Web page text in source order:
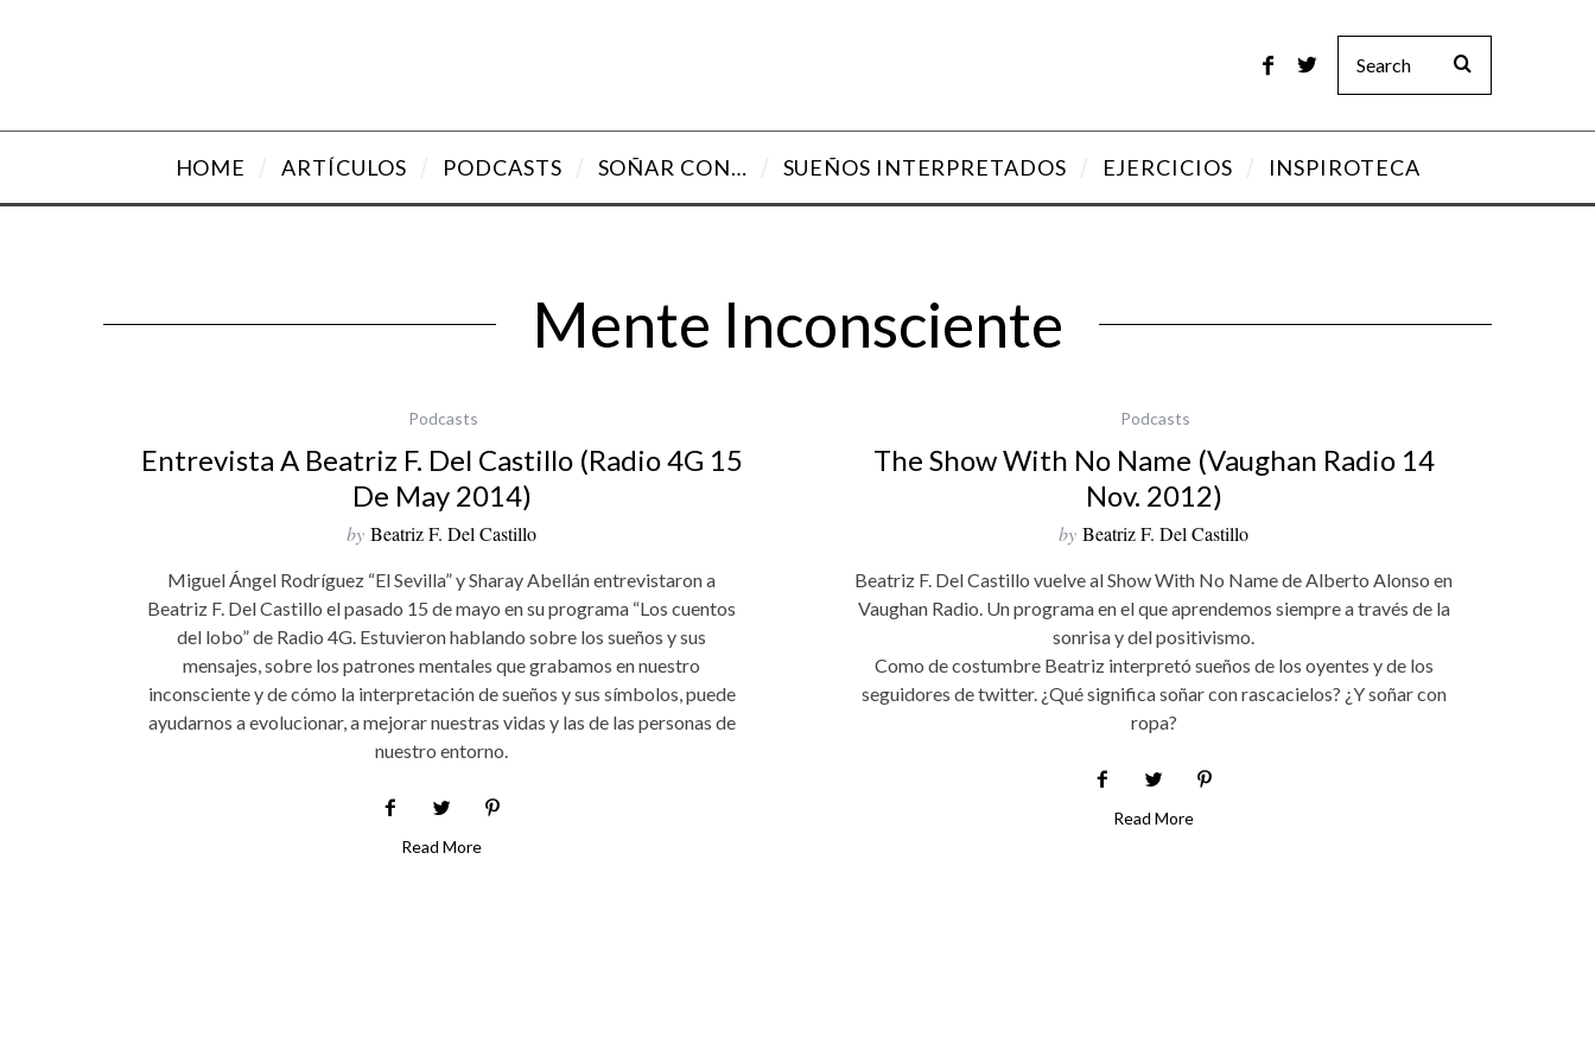
HOME ARTÍCULOS PODCASTS SOÑAR CON… SUEÑOS INTERPRETADOS EJERCICIOS INSPIROTECA
Mente Inconsciente
Podcasts
Entrevista A Beatriz F. Del Castillo (Radio 4G 15
De May 2014)
by Beatriz F. Del Castillo
Miguel Ángel Rodríguez “El Sevilla” y Sharay Abellán entrevistaron a
Beatriz F. Del Castillo el pasado 15 de mayo en su programa “Los cuentos
del lobo” de Radio 4G. Estuvieron hablando sobre los sueños y sus
mensajes, sobre los patrones mentales que grabamos en nuestro
inconsciente y de cómo la interpretación de sueños y sus símbolos, puede
ayudarnos a evolucionar, a mejorar nuestras vidas y las de las personas de
nuestro entorno.
Read More
Podcasts
The Show With No Name (Vaughan Radio 14
Nov. 2012)
by Beatriz F. Del Castillo
Beatriz F. Del Castillo vuelve al Show With No Name de Alberto Alonso en
Vaughan Radio. Un programa en el que aprendemos siempre a través de la
sonrisa y del positivismo.
Como de costumbre Beatriz interpretó sueños de los oyentes y de los
seguidores de twitter. ¿Qué significa soñar con rascacielos? ¿Y soñar con
ropa?
Read More